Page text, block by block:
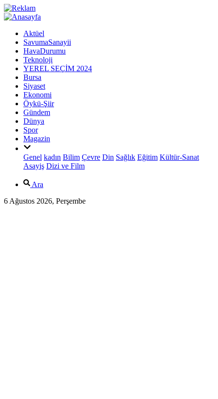
Aktüel
SavumaSanayii
HavaDurumu
Teknoloji
YEREL SEÇİM 2024
Bursa
Siyaset
Ekonomi
Öykü-Şiir
Gündem
Dünya
Spor
Magazin
Genel kadın Bilim Çevre Din Sağlık Eğitim Kültür-Sanat
Asayiş Dizi ve Film
Ara
6 Ağustos 2026, Perşembe